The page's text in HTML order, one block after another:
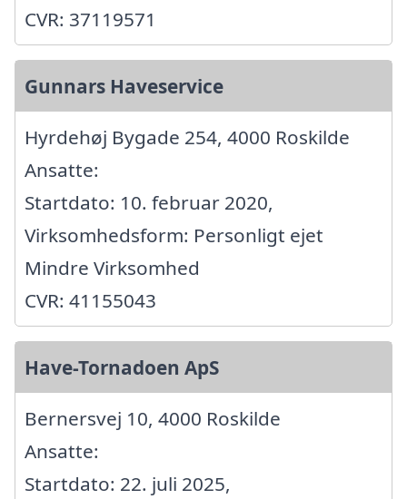
CVR: 37119571
Gunnars Haveservice
Hyrdehøj Bygade 254, 4000 Roskilde
Ansatte:
Startdato: 10. februar 2020,
Virksomhedsform: Personligt ejet
Mindre Virksomhed
CVR: 41155043
Have-Tornadoen ApS
Bernersvej 10, 4000 Roskilde
Ansatte:
Startdato: 22. juli 2025,